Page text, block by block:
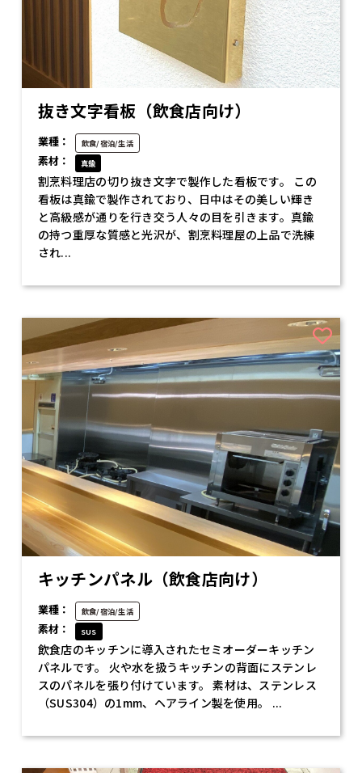
抜き文字看板（飲食店向け）
業種： 飲食/宿泊/生活
素材： 真鍮
割烹料理店の切り抜き文字で製作した看板です。 この
看板は真鍮で製作されており、日中はその美しい輝き
と高級感が通りを行き交う人々の目を引きます。真鍮
の持つ重厚な質感と光沢が、割烹料理屋の上品で洗練
され...
キッチンパネル（飲食店向け）
業種： 飲食/宿泊/生活
素材： SUS
飲食店のキッチンに導入されたセミオーダーキッチン
パネルです。 火や水を扱うキッチンの背面にステンレ
スのパネルを張り付けています。 素材は、ステンレス
（SUS304）の1mm、ヘアライン製を使用。 ...